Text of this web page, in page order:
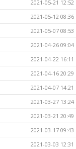
2021-05-21 12:52
2021-05-12 08:36
2021-05-07 08:53
2021-04-26 09:04
2021-04-22 16:11
2021-04-16 20:29
2021-04-07 14:21
2021-03-27 13:24
2021-03-21 20:49
2021-03-17 09:43
2021-03-03 12:31